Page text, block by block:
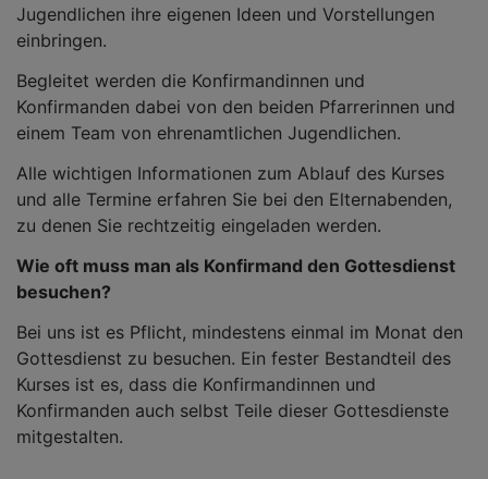
Jugendlichen ihre eigenen Ideen und Vorstellungen
einbringen.
Begleitet werden die Konfirmandinnen und
Konfirmanden dabei von den beiden Pfarrerinnen und
einem Team von ehrenamtlichen Jugendlichen.
Alle wichtigen Informationen zum Ablauf des Kurses
und alle Termine erfahren Sie bei den Elternabenden,
zu denen Sie rechtzeitig eingeladen werden.
Wie oft muss man als Konfirmand den Gottesdienst
besuchen?
Bei uns ist es Pflicht, mindestens einmal im Monat den
Gottesdienst zu besuchen. Ein fester Bestandteil des
Kurses ist es, dass die Konfirmandinnen und
Konfirmanden auch selbst Teile dieser Gottesdienste
mitgestalten.